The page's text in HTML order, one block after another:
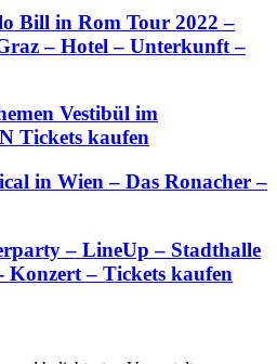
Bill in Rom Tour 2022 –
– Hotel – Unterkunft –
Vestibül im
Tickets kaufen
in Wien – Das Ronacher –
– LineUp – Stadthalle
Konzert – Tickets kaufen